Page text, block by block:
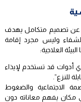
عن تصميم متكامل يهدف
وليس مجرد إقامة
العلاجية:
أدوات قد تستخدم لإيذاء
للنزع”.
الاجتماعية والضغوط
مكان يفهم معاناته دون